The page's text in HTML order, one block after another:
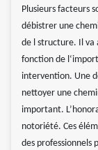
Plusieurs facteurs
débistrer une
de l structure. Il va
fonction de
intervention. Une
nettoyer une
important.
notoriété. Ces
des professionnels